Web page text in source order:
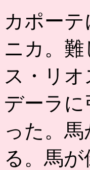
カポー
ニカ。
ス・リ
デーラ
った。
る。馬